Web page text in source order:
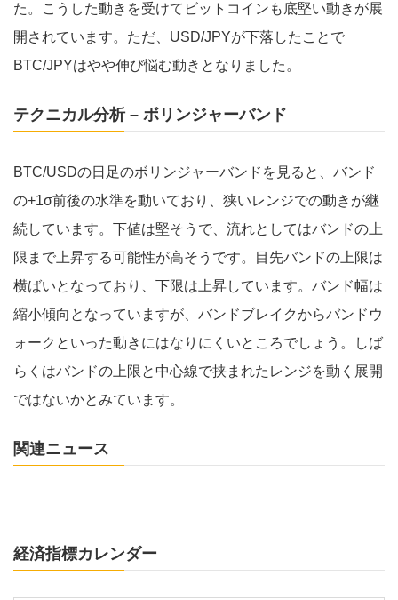
た。こうした動きを受けてビットコインも底堅い動きが展
開されています。ただ、USD/JPYが下落したことで
BTC/JPYはやや伸び悩む動きとなりました。
テクニカル分析 – ボリンジャーバンド
BTC/USDの日足のボリンジャーバンドを見ると、バンド
の+1σ前後の水準を動いており、狭いレンジでの動きが継
続しています。下値は堅そうで、流れとしてはバンドの上
限まで上昇する可能性が高そうです。目先バンドの上限は
横ばいとなっており、下限は上昇しています。バンド幅は
縮小傾向となっていますが、バンドブレイクからバンドウ
ォークといった動きにはなりにくいところでしょう。しば
らくはバンドの上限と中心線で挟まれたレンジを動く展開
ではないかとみています。
関連ニュース
経済指標カレンダー